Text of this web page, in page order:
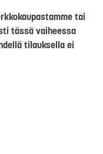
tai
tässä vaiheessa
tilauksella ei